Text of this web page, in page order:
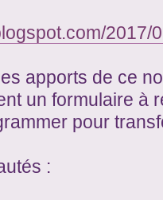
2017/
apports de ce
un formulaire à
pour
: